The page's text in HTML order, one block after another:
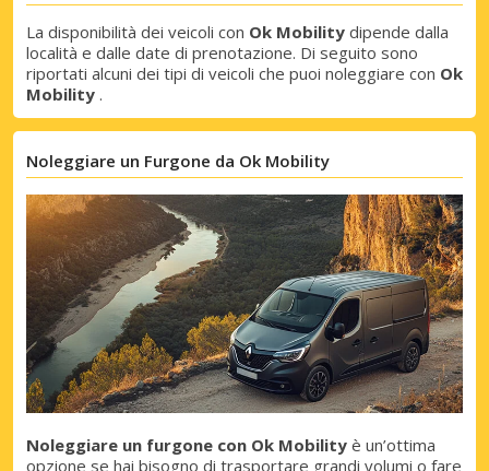
La disponibilità dei veicoli con Ok Mobility dipende dalla
località e dalle date di prenotazione. Di seguito sono
riportati alcuni dei tipi di veicoli che puoi noleggiare con Ok
Mobility .
Noleggiare un Furgone da Ok Mobility
Noleggiare un furgone con Ok Mobility è un’ottima
opzione se hai bisogno di trasportare grandi volumi o fare